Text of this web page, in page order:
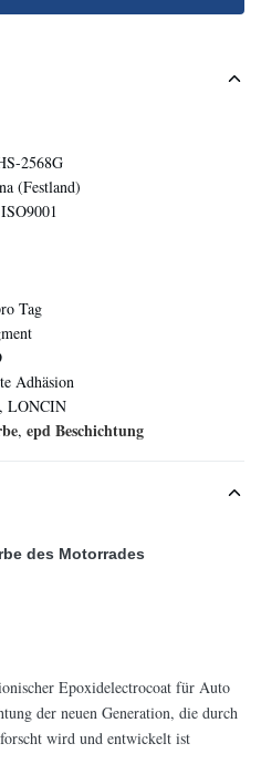
2568G
(Festland)
Tag
Adhäsion
LONCIN
, epd Beschichtung
des Motorrades
Epoxidelectrocoat für Auto
der neuen Generation, die durch
wird und entwickelt ist